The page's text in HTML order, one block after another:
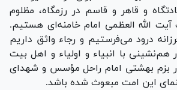
و قاهر و قاسم در رزمگاه، مظلوم
الله العظمی امام خامنه‌ای هستیم.
درود می‌فرستیم و رجاء واثق داریم
با انبیاء و اولیاء و اهل بیت
بزم بهشتی امام راحل مؤسس و شهدای
این امت مبعوث شده باشد.